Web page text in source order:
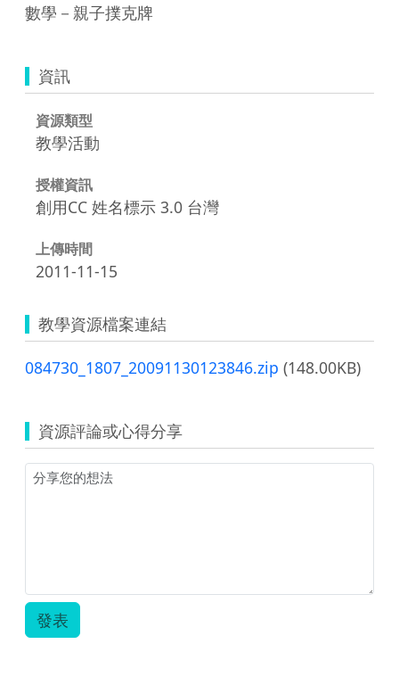
數學－親子撲克牌
資訊
資源類型
教學活動
授權資訊
創用CC 姓名標示 3.0 台灣
上傳時間
2011-11-15
教學資源檔案連結
084730_1807_20091130123846.zip (148.00KB)
資源評論或心得分享
發表